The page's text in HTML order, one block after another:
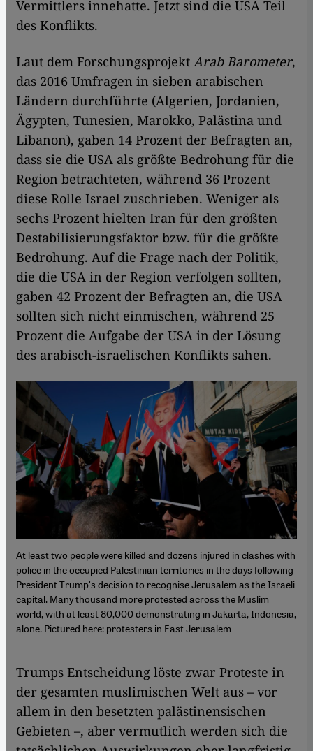
Vermittlers innehatte. Jetzt sind die USA Teil
des Konflikts.
Laut dem Forschungsprojekt Arab Barometer,
das 2016 Umfragen in sieben arabischen
Ländern durchführte (Algerien, Jordanien,
Ägypten, Tunesien, Marokko, Palästina und
Libanon), gaben 14 Prozent der Befragten an,
dass sie die USA als größte Bedrohung für die
Region betrachteten, während 36 Prozent
diese Rolle Israel zuschrieben. Weniger als
sechs Prozent hielten Iran für den größten
Destabilisierungsfaktor bzw. für die größte
Bedrohung. Auf die Frage nach der Politik,
die die USA in der Region verfolgen sollten,
gaben 42 Prozent der Befragten an, die USA
sollten sich nicht einmischen, während 25
Prozent die Aufgabe der USA in der Lösung
des arabisch-israelischen Konflikts sahen.
At least two people were killed and dozens injured in clashes with
police in the occupied Palestinian territories in the days following
President Trump's decision to recognise Jerusalem as the Israeli
capital. Many thousand more protested across the Muslim
world, with at least 80,000 demonstrating in Jakarta, Indonesia,
alone. Pictured here: protesters in East Jerusalem
Trumps Entscheidung löste zwar Proteste in
der gesamten muslimischen Welt aus – vor
allem in den besetzten palästinensischen
Gebieten –, aber vermutlich werden sich die